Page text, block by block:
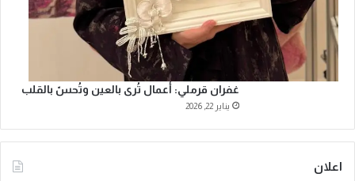
غفران قرملي: أعمال تُرى بالعين وتُحسّ بالقلب
يناير 22, 2026
اعلان